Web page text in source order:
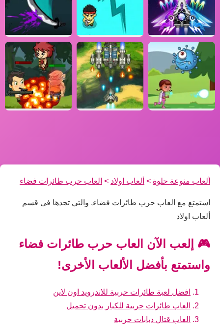
ألعاب منوعة حلوة > ألعاب اولاد > العاب حرب طائرات فضاء
استمتع مع العاب حرب طائرات فضاء, والتي تجدها فى قسم
ألعاب اولاد
🎮 إلعب الآن العاب حرب طائرات فضاء
واستمتع بأفضل الألعاب الأخرى!
افضل لعبة طائرات حربية للاندرويد اون لاين
العاب طائرات حربية للكبار بدون تحميل
العاب قتال دبابات حربية